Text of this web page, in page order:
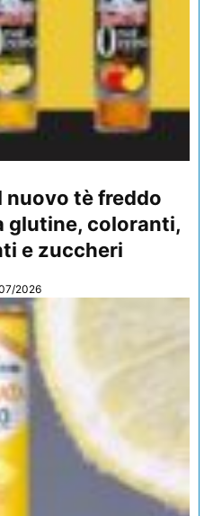
nuovo tè freddo
glutine, coloranti,
e zuccheri
2026